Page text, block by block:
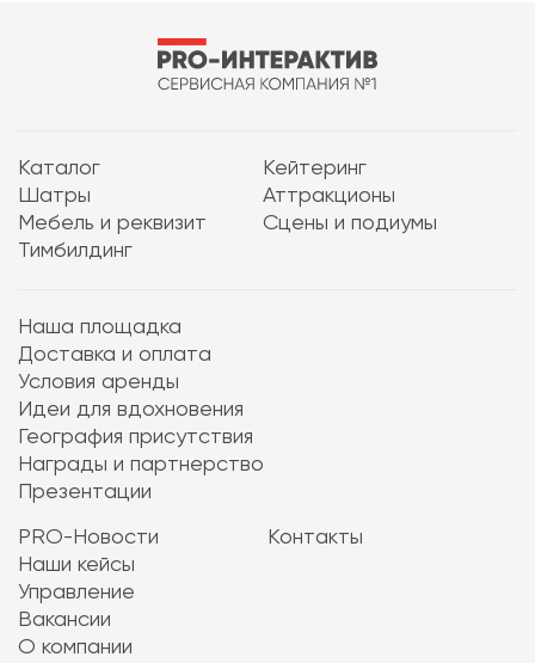
Каталог
Кейтеринг
Шатры
Аттракционы
Мебель и реквизит
Сцены и подиумы
Тимбилдинг
Наша площадка
Доставка и оплата
Условия аренды
Идеи для вдохновения
География присутствия
Награды и партнерство
Презентации
PRO-Новости
Наши кейсы
Управление
Вакансии
О компании
Контакты